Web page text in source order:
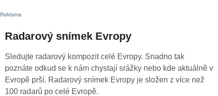
Radarový snímek Evropy
Sledujte radarový kompozit celé Evropy. Snadno tak
poznáte odkud se k nám chystají srážky nebo kde aktuálně v
Evropě prší. Radarový snímek Evropy je složen z více než
100 radarů po celé Evropě.